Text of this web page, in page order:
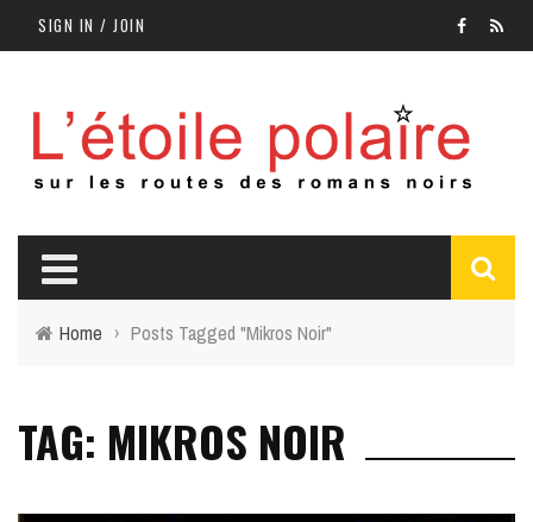
SIGN IN / JOIN
Home › Posts Tagged "Mikros Noir"
TAG: MIKROS NOIR